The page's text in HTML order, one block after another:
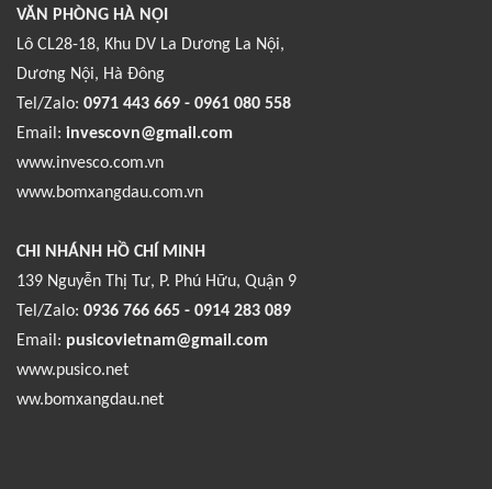
VĂN PHÒNG HÀ NỘI
Lô CL28-18, Khu DV La Dương La Nội,
Dương Nội, Hà Đông
Tel/Zalo: 0971 443 669 - 0961 080 558
Email: invescovn@gmail.com
www.invesco.com.vn
www.bomxangdau.com.vn
CHI NHÁNH HỒ CHÍ MINH
139 Nguyễn Thị Tư, P. Phú Hữu, Quận 9
Tel/Zalo: 0936 766 665 - 0914 283 089
Email: pusicovietnam@gmail.com
www.pusico.net
ww.bomxangdau.net